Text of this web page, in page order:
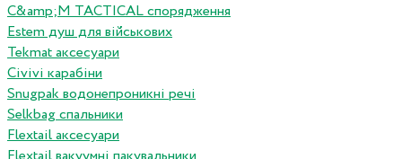
C&amp;M TACTICAL спорядження
Estem душ для військових
Tekmat аксесуари
Сivivi карабіни
Snugpak водонепроникні речі
Selkbag спальники
Flextail аксесуари